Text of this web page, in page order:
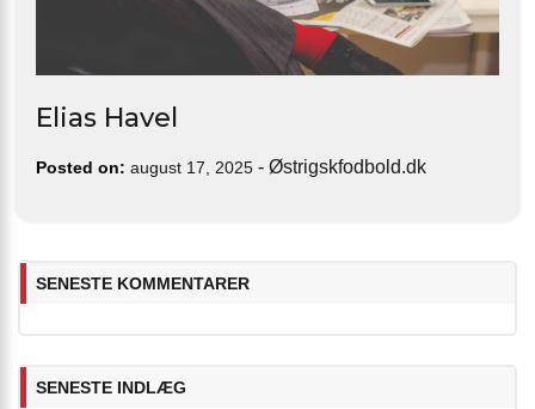
Elias Havel
Posted on: august 17, 2025 - Østrigskfodbold.dk
SENESTE KOMMENTARER
SENESTE INDLÆG